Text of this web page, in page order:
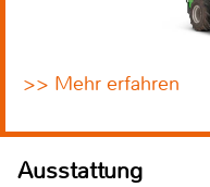
>> Mehr erfahren
Ausstattung